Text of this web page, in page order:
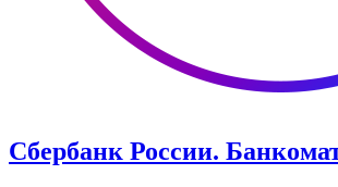
Сбербанк России.